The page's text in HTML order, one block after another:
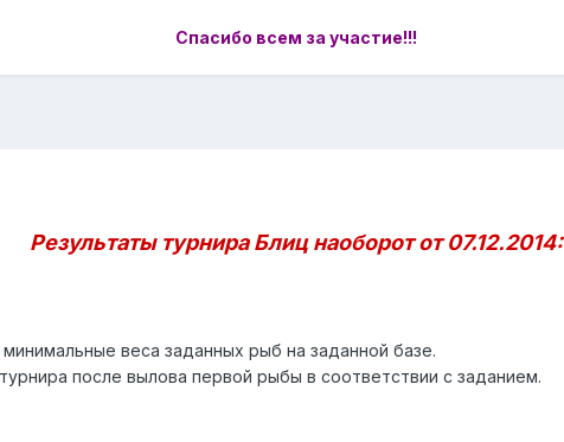
Спасибо всем за участие!!!
Результаты турнира Блиц наоборот от 07.12.2014:
веса заданных рыб на заданной базе.
после вылова первой рыбы в соответствии с заданием.